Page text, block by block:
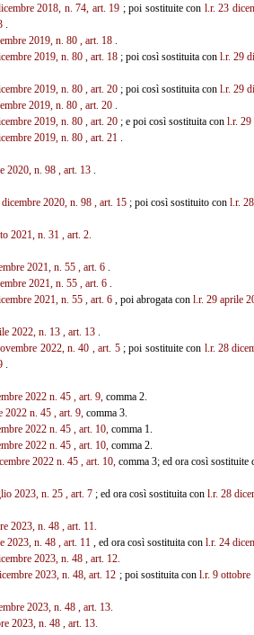
2018, n. 74, art. 19 ; poi sostituite con l.r. 23
.
2019, n. 80 , art. 18.
2019, n. 80 , art. 18; poi così sostituita con l.r. 29
2019, n. 80 , art. 20; poi così sostituita con l.r. 29
2019, n. 80 , art. 20.
2019, n. 80 , art. 20; e poi così sostituita con l.r. 29
2019, n. 80 , art. 21.
2020, n. 98 , art. 13.
2020, n. 98 , art. 15; poi così sostituito con l.r.
2021, n. 31 , art. 2.
2021, n. 55 , art. 6.
2021, n. 55 , art. 6.
2021, n. 55 , art. 6, poi abrogata con l.r. 29 aprile
2022, n. 13 , art. 13.
2022, n. 40 , art. 5; poi sostituite con l.r. 28
.
2022 n. 45 , art. 9,comma 2.
2022 n. 45 , art. 9,comma 3.
2022 n. 45 , art. 10,comma 1.
2022 n. 45 , art. 10,comma 2.
2022 n. 45 , art. 10,comma 3; ed ora così sostituite
2023, n. 25 , art. 7; ed ora così sostituita con l.r. 28
2023, n. 48 , art. 11.
2023, n. 48 , art. 11, ed ora così sostituita con l.r. 24
2023, n. 48 , art. 12.
2023, n. 48, art. 12 ; poi sostituita conl.r. 9
2023, n. 48 , art. 13.
2023, n. 48 , art. 13.